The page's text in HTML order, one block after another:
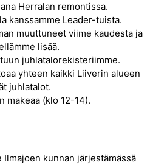
Herralan remontissa.
kanssamme Leader-tuista.
muuttuneet viime kaudesta ja
lisää.
juhlatalorekisteriimme.
yhteen kaikki Liiverin alueen
juhlatalot.
makeaa (klo 12-14).
kunnan järjestämässä